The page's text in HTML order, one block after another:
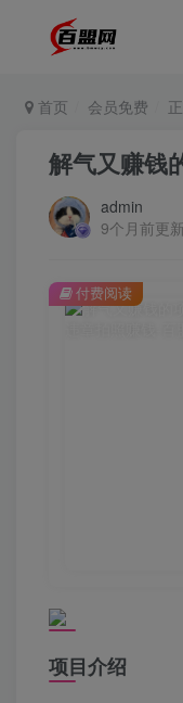
首页 会员免费
解气又赚钱
admin
9个月前更新
付费阅读
项目介绍